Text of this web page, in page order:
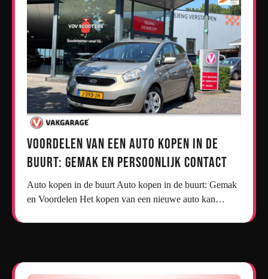
Voordelen van een Auto Kopen in de
Buurt: Gemak en Persoonlijk Contact
Auto kopen in de buurt Auto kopen in de buurt: Gemak
en Voordelen Het kopen van een nieuwe auto kan…